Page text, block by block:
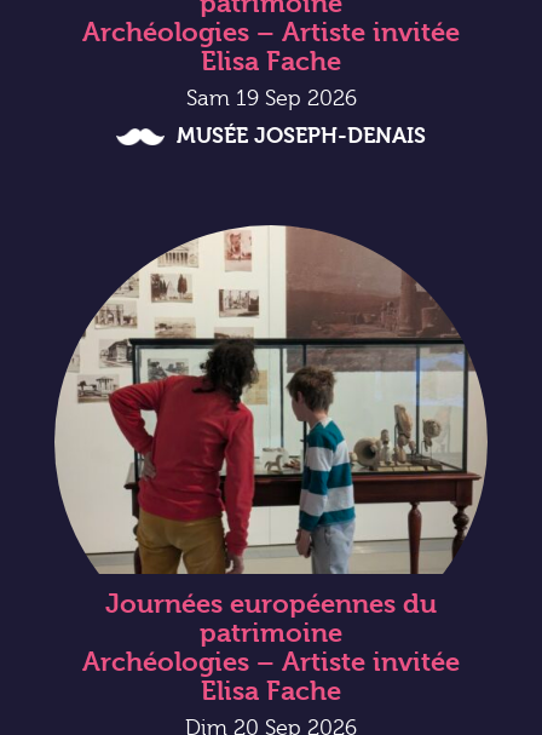
Archéologies – Artiste invitée
Elisa Fache
Sam 19 Sep 2026
MUSÉE JOSEPH-DENAIS
Journées européennes du
patrimoine
Archéologies – Artiste invitée
Elisa Fache
Dim 20 Sep 2026